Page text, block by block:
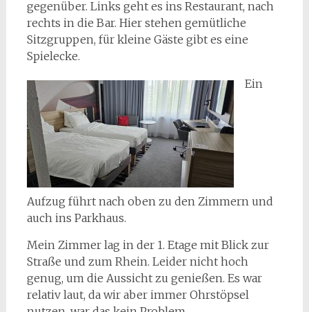
gegenüber. Links geht es ins Restaurant, nach
rechts in die Bar. Hier stehen gemütliche
Sitzgruppen, für kleine Gäste gibt es eine
Spielecke.
Ein
Aufzug führt nach oben zu den Zimmern und
auch ins Parkhaus.
Mein Zimmer lag in der 1. Etage mit Blick zur
Straße und zum Rhein. Leider nicht hoch
genug, um die Aussicht zu genießen. Es war
relativ laut, da wir aber immer Ohrstöpsel